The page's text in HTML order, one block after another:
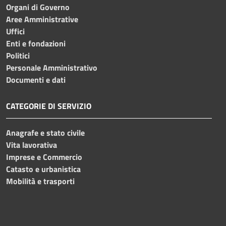
Organi di Governo
Aree Amministrative
Uffici
Enti e fondazioni
Politici
Personale Amministrativo
Documenti e dati
CATEGORIE DI SERVIZIO
Anagrafe e stato civile
Vita lavorativa
Imprese e Commercio
Catasto e urbanistica
Mobilità e trasporti